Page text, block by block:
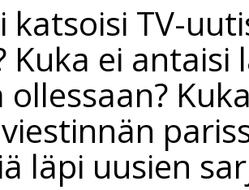
katsoisi TV-
Kuka ei
läpi uusien